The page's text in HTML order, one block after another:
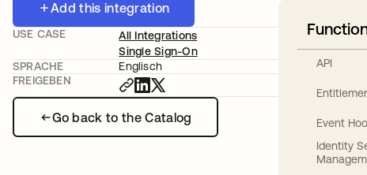
Add this integration
Go back to the Catalog
USE CASE
All Integrations
Single Sign-On
SPRACHE
Englisch
FREIGEBEN
API
Event
Identity